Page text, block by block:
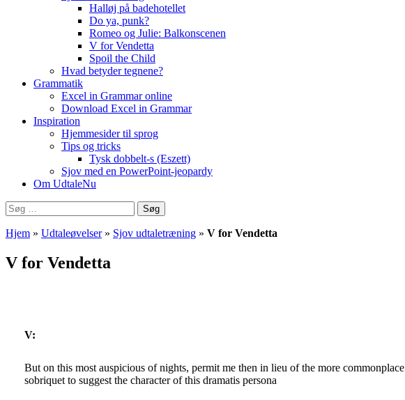
Halløj på badehotellet
Do ya, punk?
Romeo og Julie: Balkonscenen
V for Vendetta
Spoil the Child
Hvad betyder tegnene?
Grammatik
Excel in Grammar online
Download Excel in Grammar
Inspiration
Hjemmesider til sprog
Tips og tricks
Tysk dobbelt-s (Eszett)
Sjov med en PowerPoint-jeopardy
Om UdtaleNu
Søg
efter:
Hjem » Udtaleøvelser» Sjov udtaletræning » V for Vendetta
V for Vendetta
V:
But on this most auspicious of nights, permit me then in lieu of the more commonplace
sobriquet to suggest the character of this dramatis persona